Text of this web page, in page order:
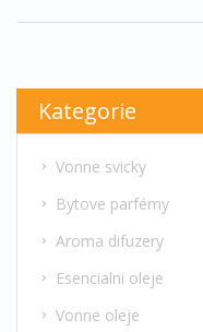
Kategorie
Vonne svicky
Bytove parfémy
Aroma difuzery
Esencialni oleje
Vonne oleje